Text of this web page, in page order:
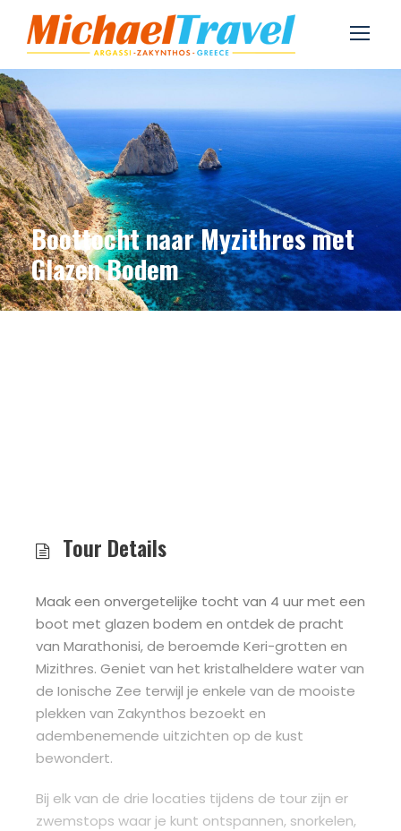
Boottocht naar Myzithres met
Glazen Bodem
Tour Details
Maak een onvergetelijke tocht van 4 uur met een
boot met glazen bodem en ontdek de pracht
van Marathonisi, de beroemde Keri-grotten en
Mizithres. Geniet van het kristalheldere water van
de Ionische Zee terwijl je enkele van de mooiste
plekken van Zakynthos bezoekt en
adembenemende uitzichten op de kust
bewondert.
Bij elk van de drie locaties tijdens de tour zijn er
zwemstops waar je kunt ontspannen, snorkelen,